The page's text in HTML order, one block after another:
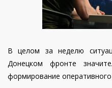
В целом за неделю
Донецком фронте
формирование оперативного